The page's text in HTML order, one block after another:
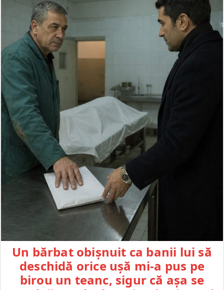
Un bărbat obișnuit ca banii lui să
deschidă orice ușă mi-a pus pe
birou un teanc, sigur că așa se